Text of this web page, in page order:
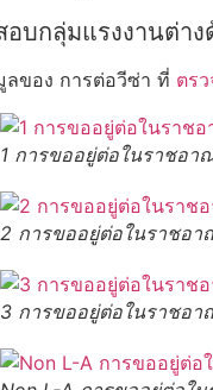
บกลุ่มแรงงานต่าง
ของ การต่อวีซ่า ที่ ตร
1 การขออยู่ต่อในราชอา
2 การขออยู่ต่อในราชอ
3 การขออยู่ต่อในราชอ